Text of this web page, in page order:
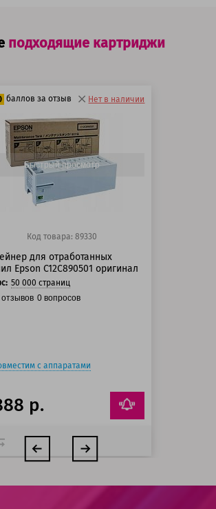
подходящие картриджи
баллов за отзыв
125 баллов
150 баллов
Нет в наличии
Быстрый просмотр
Код товара: 89330
для отработанных
Epson C12C890501 оригинал
50 000 страниц
отзывов 0 вопросов
с аппаратами
р.